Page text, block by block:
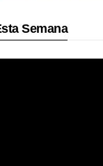
Semana